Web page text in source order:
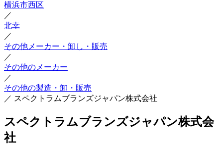
横浜市西区
／
北幸
／
その他メーカー・卸し・販売
／
その他のメーカー
／
その他の製造・卸・販売
／ スペクトラムブランズジャパン株式会社
スペクトラムブランズジャパン株式会
社